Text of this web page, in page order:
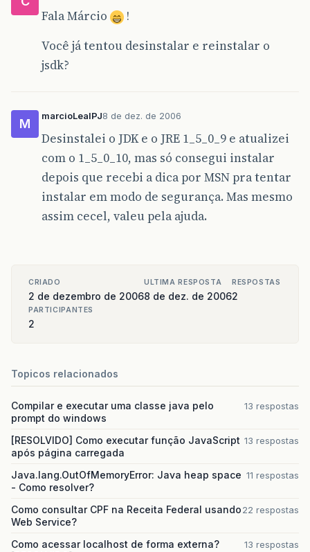
Fala Márcio
!
Você já tentou desinstalar e reinstalar o
jsdk?
M
marcioLealPJ8 de dez. de 2006
Desinstalei o JDK e o JRE 1_5_0_9 e atualizei
com o 1_5_0_10, mas só consegui instalar
depois que recebi a dica por MSN pra tentar
instalar em modo de segurança. Mas mesmo
assim cecel, valeu pela ajuda.
CRIADO
2 de dezembro de 2006
ULTIMA RESPOSTA
8 de dez. de 2006
RESPOSTAS
2
PARTICIPANTES
2
Topicos relacionados
Compilar e executar uma classe java pelo
prompt do windows
13 respostas
[RESOLVIDO] Como executar função JavaScript
após página carregada
13 respostas
Java.lang.OutOfMemoryError: Java heap space
- Como resolver?
11 respostas
Como consultar CPF na Receita Federal usando
Web Service?
22 respostas
Como acessar localhost de forma externa?
13 respostas